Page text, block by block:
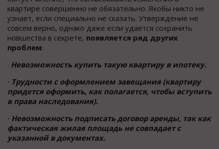
квартире совершенно не обязательно. Якобы никто не
узнает, если специально не сказать. Утверждение не
совсем верно, однако даже если удается сохранить
новшества в секрете, появляется ряд других
проблем:
· Невозможность купить такую квартиру в ипотеку.
· Трудности с оформлением завещания (квартиру
придется оформить, как полагается, чтобы вступить
в права наследования).
· Невозможность подписать договор аренды, так как
фактическая жилая площадь не совпадает с
указанной в документах.